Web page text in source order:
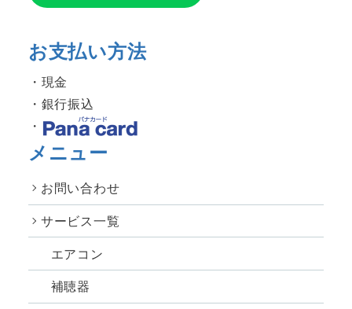
お支払い方法
現金
銀行振込
メニュー
お問い合わせ
サービス一覧
エアコン
補聴器